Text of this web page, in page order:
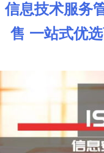
信息技术服务
售 一站式优